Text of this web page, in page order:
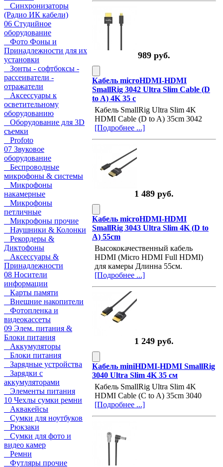
Синхронизаторы
(Радио ИК кабели)
06 Студийное
оборудование
Фото Фоны и
Принадлежности для их
установки
Зонты - софтбоксы -
рассеиватели -
отражатели
Аксессуары к
осветительному
оборудованию
Оборудование для 3D
съемки
Profoto
07 Звуковое
оборудование
Беспроводные
микрофоны & системы
Микрофоны
накамерные
Микрофоны
петличные
Микрофоны прочие
Наушники & Колонки
Рекордеры &
Диктофоны
Аксессуары &
Принадлежности
08 Носители
информации
Карты памяти
Внешние накопители
Фотопленка и
видеокассеты
09 Элем. питания &
Блоки питания
Аккумуляторы
Блоки питания
Зарядные устройства
Зарядки с
аккумуляторами
Элементы питания
10 Чехлы сумки ремни
Аквакейсы
Сумки для ноутбуков
Рюкзаки
Сумки для фото и
видео камер
Ремни
Футляры прочие
989 руб.
Кабель microHDMI-HDMI
SmallRig 3042 Ultra Slim Cable (D
to A) 4K 35 с
Кабель SmallRig Ultra Slim 4K
HDMI Cable (D to A) 35cm 3042
[Подробнее ...]
1 489 руб.
Кабель microHDMI-HDMI
SmallRig 3043 Ultra Slim 4K (D to
A) 55cm
Высококачественный кабель
HDMI (Micro HDMI Full HDMI)
для камеры Длинна 55см.
[Подробнее ...]
1 249 руб.
Кабель miniHDMI-HDMI SmallRig
3040 Ultra Slim 4K 35 см
Кабель SmallRig Ultra Slim 4K
HDMI Cable (C to A) 35cm 3040
[Подробнее ...]